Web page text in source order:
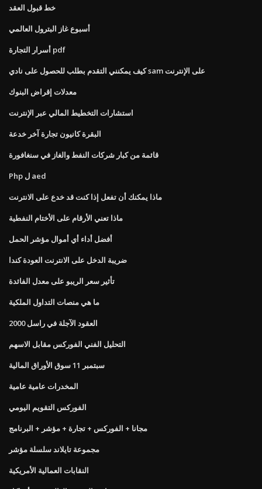
خط قبول العقد
أسبوع غاز البترول العالمي
أسرار التجارة pdf
كيف يمكنني التقدم بطلب للحصول على نادي sam على الإنترنت
معدلات إقراض البنوك
استشارات التخطيط المالي عبر الإنترنت
البقرة كانيون تجارة آخر خدعة
قائمة من كبار شركات النفط والغاز في سنغافورة
Php ل aed
ماذا يمكنك أن تفعل إذا كنت قد خدع على الانترنت
ماذا تعني الأرقام على الأختام النفطية
أفضل أداء أي أموال مؤشر الحمل
ضريبة الدخل على الانترنت العودة كندا
تأثير سعر الريبو على معدل الفائدة
ما هي منصات التداول الملكية
العقود الآجلة في راسل 2000
التحليل الفني الفوركس مقابل الاسهم
سبتمبر 11 سوق الأوراق المالية
المخدرات عامية عامية
الفوركس التقويم اليومي
مجانا + الفوركس + تجارة + مؤشر + البرنامج
مجموعة تايلاند سلسلة مؤشر
النقابات العمالية الأمريكية